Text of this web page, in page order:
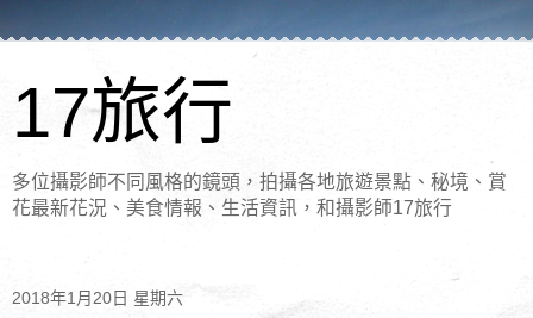
17旅行
多位攝影師不同風格的鏡頭，拍攝各地旅遊景點、秘境、賞
花最新花況、美食情報、生活資訊，和攝影師17旅行
2018年1月20日 星期六